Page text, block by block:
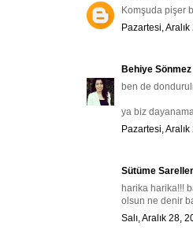
Komşuda pişer
Pazartesi,
Behiye Sönmez
ben de
ya biz
Pazartesi,
Sütüme
harika harika!!!
olsun ne denir
Salı, Aralık 28,